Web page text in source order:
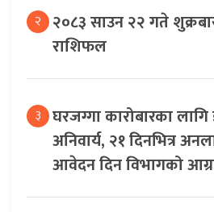
२ २०८३ साउन २२ गते
राशिफल
३ घरजग्गा कारोबारका
अनिवार्य, २१ दिनभित्र
आवेदन दिन विभागको